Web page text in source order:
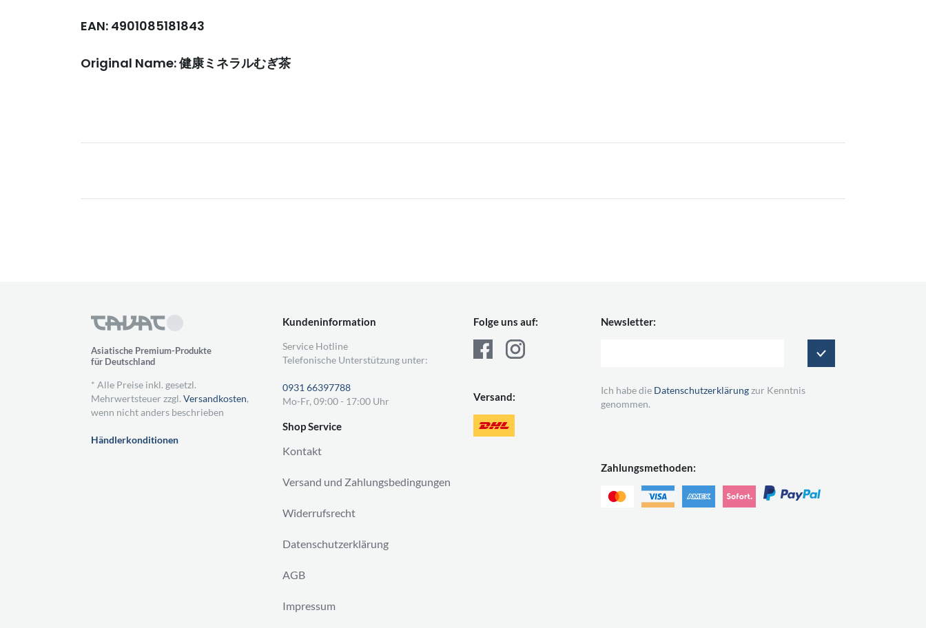
EAN: 4901085181843
Original Name: 健康ミネラルむぎ茶
Asiatische Premium-Produkte
für Deutschland
* Alle Preise inkl. gesetzl.
Mehrwertsteuer zzgl. Versandkosten,
wenn nicht anders beschrieben
Händlerkonditionen
Kundeninformation
Service Hotline
Telefonische Unterstützung unter:
0931 66397788
Mo-Fr, 09:00 - 17:00 Uhr
Shop Service
Kontakt
Versand und Zahlungsbedingungen
Widerrufsrecht
Datenschutzerklärung
AGB
Impressum
Folge uns auf:
Versand:
Newsletter:
Ich habe die Datenschutzerklärungzur Kenntnis
genommen.
Zahlungsmethoden: